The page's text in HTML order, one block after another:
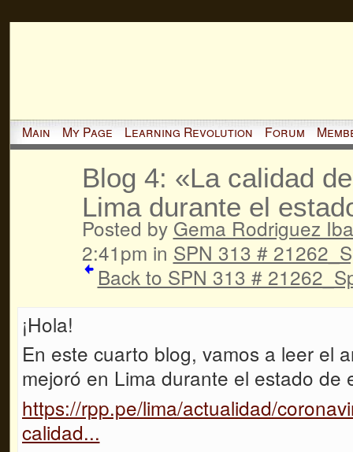
Main My Page Learning Revolution Forum
Blog 4: «La calidad
Lima durante el
Posted by Gema Rodriguez
2:41pm in SPN 313 #
Back to SPN 313 #
¡Hola!
En este cuarto blog, vamos a leer el
mejoró en Lima durante el estado de
https://rpp.pe/lima/actualidad/
calidad...